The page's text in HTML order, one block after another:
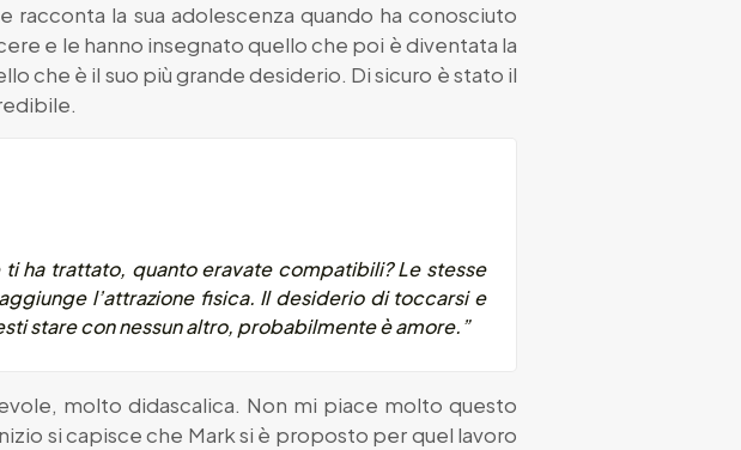
la sua adolescenza quando ha conosciuto
e le hanno insegnato quello che poi è diventata la
che è il suo più grande desiderio. Di sicuro è stato il
ha trattato, quanto eravate compatibili? Le stesse
l’attrazione fisica. Il desiderio di toccarsi e
stare con nessun altro, probabilmente è amore.”
molto didascalica. Non mi piace molto questo
si capisce che Mark si è proposto per quel lavoro